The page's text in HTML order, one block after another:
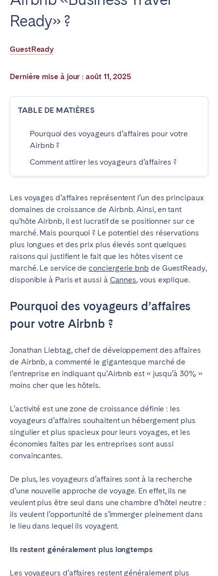
Ready» ?
GuestReady
Dernière mise à jour : août 11, 2025
TABLE DE MATIÈRES
Pourquoi des voyageurs d’affaires pour votre
Airbnb ?
Comment attirer les voyageurs d’affaires ?
Les voyages d’affaires représentent l’un des principaux
domaines de croissance de Airbnb. Ainsi, en tant
qu’hôte Airbnb, il est lucratif de se positionner sur ce
marché. Mais pourquoi ? Le potentiel des réservations
plus longues et des prix plus élevés sont quelques
raisons qui justifient le fait que les hôtes visent ce
marché. Le service deconciergerie bnb de GuestReady,
disponible à Paris et aussi à Cannes, vous explique.
Pourquoi des voyageurs d’affaires
pour votre Airbnb ?
Jonathan Liebtag, chef de développement des affaires
de Airbnb, a commenté le gigantesque marché de
l’entreprise en indiquant qu’Airbnb est « jusqu’à 30% »
moins cher que les hôtels.
L’activité est une zone de croissance définie : les
voyageurs d’affaires souhaitent un hébergement plus
singulier et plus spacieux pour leurs voyages, et les
économies faites par les entreprises sont aussi
convaincantes.
De plus, les voyageurs d’affaires sont à la recherche
d’une nouvelle approche de voyage. En effet, ils ne
veulent plus être seul dans une chambre d’hôtel neutre :
ils veulent l’opportunité de s’immerger pleinement dans
le lieu dans lequel ils voyagent.
Ils restent généralement plus longtemps
Les voyageurs d’affaires restent généralement plus
Poitiers
La Réunion
Strasbourg
IRELAND
Riyadh
ESPAGNE
Alicante
Barcelone
Benidorm
Bilbao
Madrid
Mallorca
Marbella
Salamanca
Saint-Sébastien
Valencia
Zaragoza
Almería
Cádiz
Córdoba
Granada
Seville
CANARY ISLANDS
Gran Canaria
La Gomera
La Palma
Lanzarote
Tenerife
SWITZERLAND
Basel
Bern
Geneva
Lucerne
Zug
Zürich